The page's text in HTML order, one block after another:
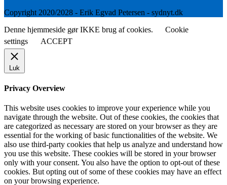
Copyright 2020/2028 - Erik Egvad Petersen - sydnyt.dk
Denne hjemmeside gør IKKE brug af cookies.
Cookie
settings
ACCEPT
Luk
Privacy Overview
This website uses cookies to improve your experience while you
navigate through the website. Out of these cookies, the cookies that
are categorized as necessary are stored on your browser as they are
essential for the working of basic functionalities of the website. We
also use third-party cookies that help us analyze and understand how
you use this website. These cookies will be stored in your browser
only with your consent. You also have the option to opt-out of these
cookies. But opting out of some of these cookies may have an effect
on your browsing experience.